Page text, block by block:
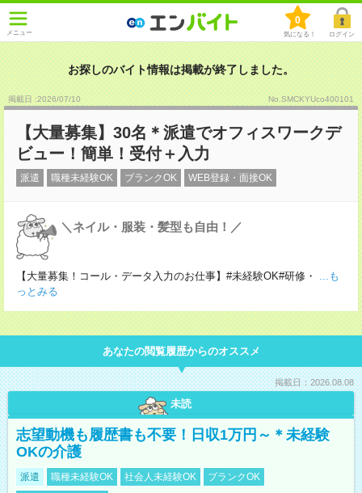
メニュー
0
気になる！ ログイン
お探しのバイト情報は掲載が終了しました。
掲載日 :2026/07/10 No.SMCKYUco400101
【大量募集】30名＊派遣でオフィスワークデ
ビュー！簡単！受付＋入力
派遣 職種未経験OK ブランクOK WEB登録・面接OK
＼ネイル・服装・髪型も自由！／
【大量募集！コール・データ入力のお仕事】#未経験OK#研修・
...も
っとみる
あなたの閲覧履歴からのオススメ
掲載日：2026.08.08
未読
志望動機も履歴書も不要！日収1万円～＊未経験
OKの介護
派遣 職種未経験OK 社会人未経験OK
ブランクOK